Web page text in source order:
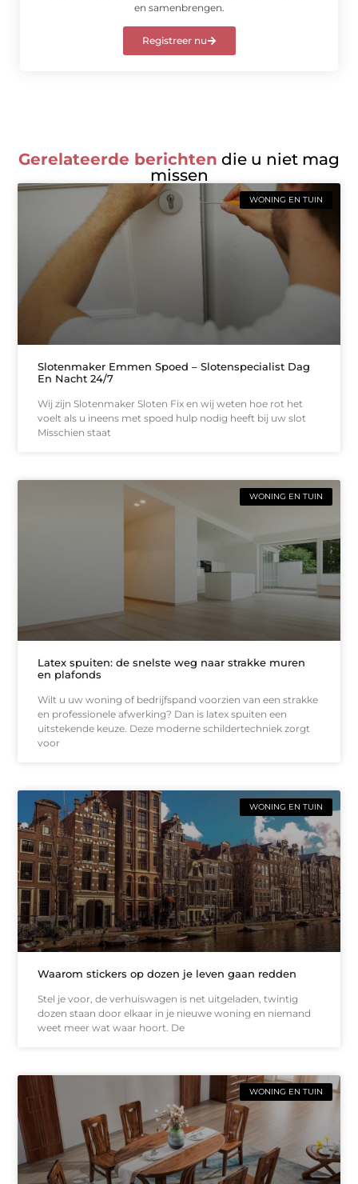
en samenbrengen.
Registreer nu
Gerelateerde berichten die u niet mag
missen
WONING EN TUIN
Slotenmaker Emmen Spoed – Slotenspecialist Dag
En Nacht 24/7
Wij zijn Slotenmaker Sloten Fix en wij weten hoe rot het
voelt als u ineens met spoed hulp nodig heeft bij uw slot
Misschien staat
WONING EN TUIN
Latex spuiten: de snelste weg naar strakke muren
en plafonds
Wilt u uw woning of bedrijfspand voorzien van een strakke
en professionele afwerking? Dan is latex spuiten een
uitstekende keuze. Deze moderne schildertechniek zorgt
voor
WONING EN TUIN
Waarom stickers op dozen je leven gaan redden
Stel je voor, de verhuiswagen is net uitgeladen, twintig
dozen staan door elkaar in je nieuwe woning en niemand
weet meer wat waar hoort. De
WONING EN TUIN